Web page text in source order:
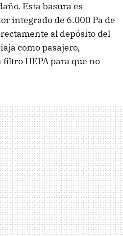
Esta basura es
integrado de 6.000 Pa de
al depósito del
como pasajero,
HEPA para que no